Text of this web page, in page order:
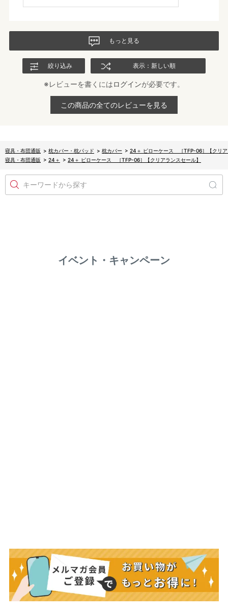
もっと見る
絞り込み 表示：新しい順
※レビューを書くにはログインが必要です。
この商品の全てのレビューを見る
寝具・布団通販 > 枕カバー・枕パッド > 枕カバー > 24＋ ピローケース ［TFP-06］【クリア
寝具・布団通販 > 24＋ > 24＋ ピローケース ［TFP-06］【クリアランスセール】
キーワードから探す
イベント・キャンペーン